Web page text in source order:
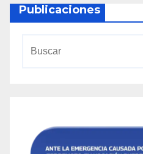
Publicaciones